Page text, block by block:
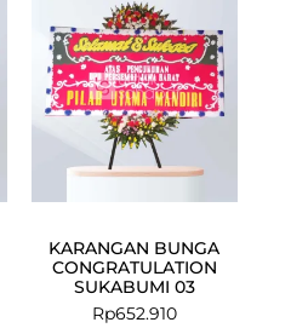
KARANGAN BUNGA
CONGRATULATION
SUKABUMI 03
Rp652.910